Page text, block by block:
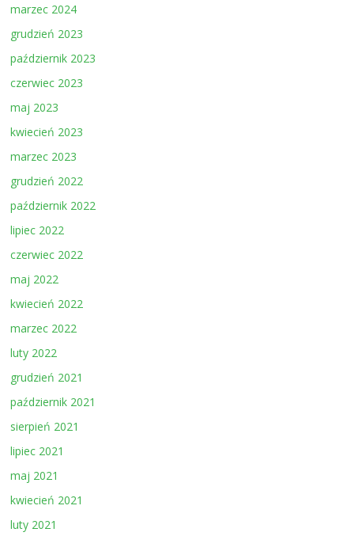
marzec 2024
grudzień 2023
październik 2023
czerwiec 2023
maj 2023
kwiecień 2023
marzec 2023
grudzień 2022
październik 2022
lipiec 2022
czerwiec 2022
maj 2022
kwiecień 2022
marzec 2022
luty 2022
grudzień 2021
październik 2021
sierpień 2021
lipiec 2021
maj 2021
kwiecień 2021
luty 2021